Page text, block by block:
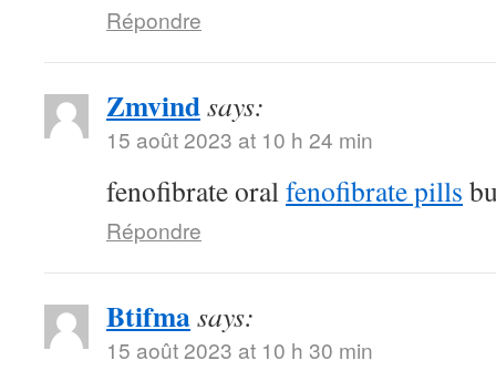
Répondre
Zmvindsays:
15 août 2023 at 10 h 24 min
fenofibrate oralfenofibrate pills
Répondre
Btifmasays:
15 août 2023 at 10 h 30 min